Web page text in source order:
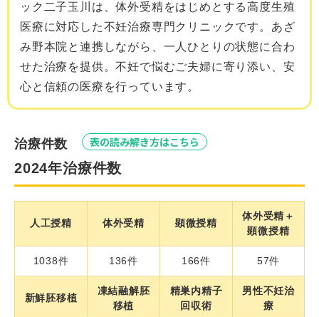
ック二子玉川は、体外受精をはじめとする高度生殖
医療に対応した不妊治療専門クリニックです。あざ
み野本院と連携しながら、一人ひとりの状態に合わ
せた治療を提供。不妊で悩むご夫婦に寄り添い、安
心と信頼の医療を行っています。
治療件数 表の読み解き方はこちら
2024年治療件数
人工授精 体外受精 顕微授精
体外受精＋
顕微授精
1038件 136件 166件 57件
新鮮胚移植
凍結融解胚
移植
精巣内精子
回収術
男性不妊治
療